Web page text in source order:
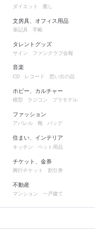
ダイエット 癒し
文房具、オフィス用品
筆記具 手帳
タレントグッズ
サイン ファンクラブ会報
音楽
CD レコード 思い出の品
ホビー、カルチャー
模型 ラジコン プラモデル
ファッション
アパレル 靴 バッグ
住まい、インテリア
キッチン ペット用品
チケット、金券
興行チケット 割引券
不動産
マンション 一戸建て